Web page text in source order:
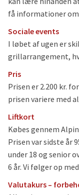
få informationer om
Sociale events
I løbet af ugen er
grillarrangement,
Pris
Prisen er 2.200 kr.
prisen variere med
Liftkort
Købes gennem
Prisen var sidste år
under 18 og senior
6 år. Vi følger op
Valutakurs –